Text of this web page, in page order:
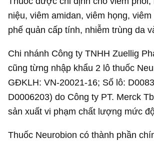
niệu, viêm amidan, viêm họng,
phế quản cấp tính, nhiễm trùng da
Chi nhánh Công ty TNHH Zuellig
cũng từng nhập khẩu 2 lô thuốc
GĐKLH: VN-20021-16; Số lô:
D0006203) do Công ty PT. Merck
sản xuất vi phạm chất lượng mức
Thuốc Neurobion có thành phần